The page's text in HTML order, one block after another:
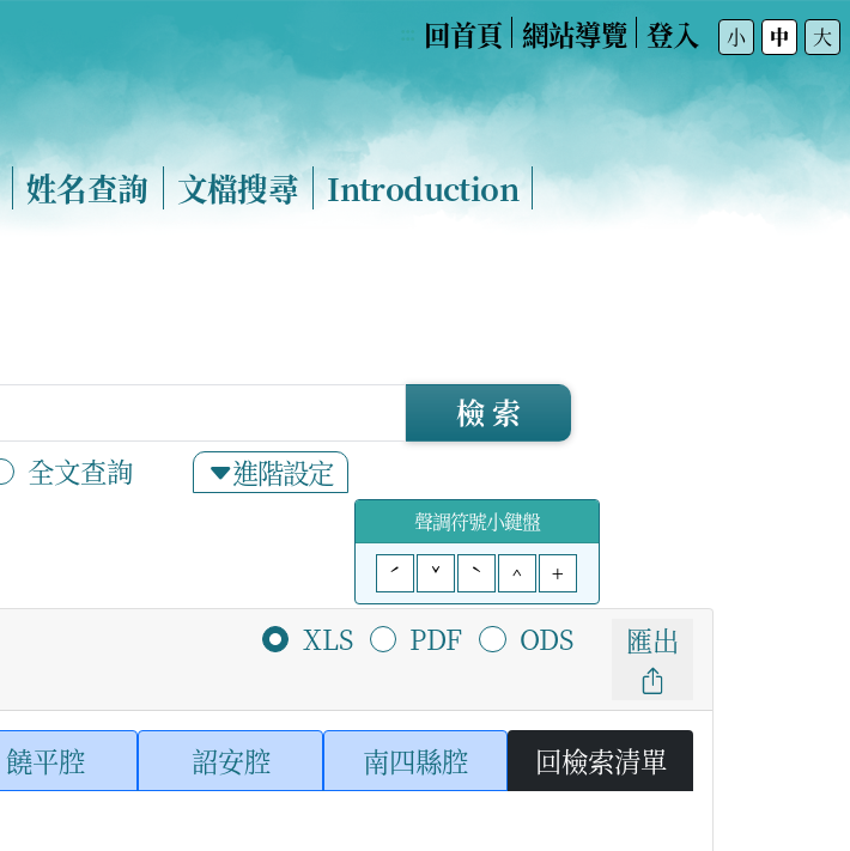
回首頁 網站導覽 登入 小 中 大
姓名查詢 文檔搜尋 Introduction
全文查詢 進階設定
檢 索
聲調符號小鍵盤
ˊ
ˇ ˋ ^ +
XLS PDF ODS 匯出
饒平腔 詔安腔 南四縣腔 回檢索清單